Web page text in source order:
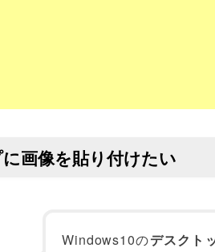
画像を貼り付けたい
Windows10のデスクト